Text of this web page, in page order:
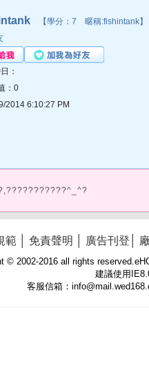
【學分：7 暱稱:fishintank】
：
：0
2014 6:10:27 PM
範 免責聲明 廣告刊登
© 2002-2016 all rights
建議使用
客服信箱：